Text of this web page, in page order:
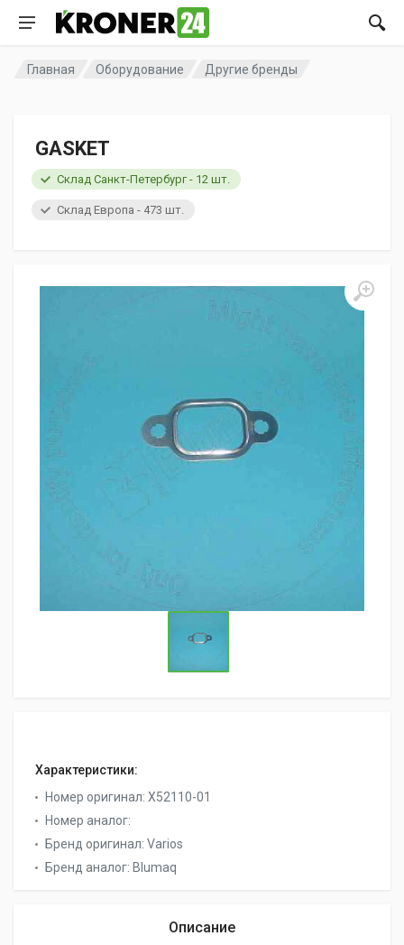
Главная Оборудование Другие бренды
GASKET
Склад Санкт-Петербург - 12 шт.
Склад Европа - 473 шт.
Характеристики:
Номер оригинал: X52110-01
Номер аналог:
Бренд оригинал: Varios
Бренд аналог: Blumaq
Описание